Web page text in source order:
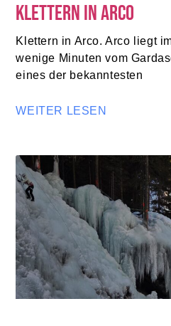
Klettern in Arco
Klettern in Arco. Arco liegt
wenige Minuten vom
eines der bekanntesten
WEITER LESEN